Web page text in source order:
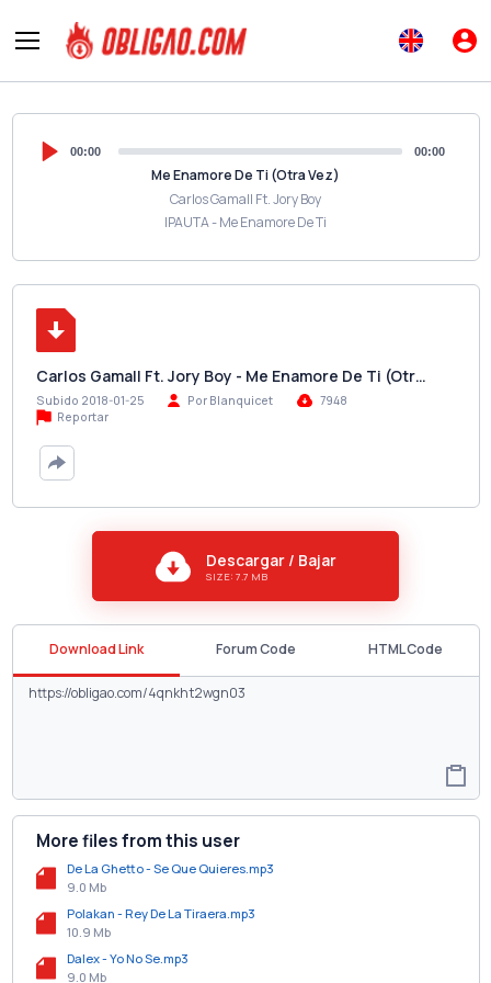
00:00 00:00
Me Enamore De Ti (Otra Vez)
Carlos Gamall Ft. Jory Boy
IPAUTA - Me Enamore De Ti
Carlos Gamall Ft. Jory Boy - Me Enamore De Ti (Otr…
Subido 2018-01-25 Por Blanquicet
7948
Reportar
Descargar / Bajar
SIZE: 7.7 MB
Download Link Forum Code HTML Code
More files from this user
De La Ghetto - Se Que Quieres.mp3
9.0 Mb
Polakan - Rey De La Tiraera.mp3
10.9 Mb
Dalex - Yo No Se.mp3
9.0 Mb